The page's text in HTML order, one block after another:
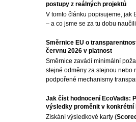
postupy z reálných projektů
V tomto článku popisujeme, jak
– a co jsme se za tu dobu
Směrnice EU o
červnu 2026 v platnost
Směrnice zavádí minimální
stejné odměny za stejnou nebo
podpořené mechanismy
Jak číst hodnocení EcoVadis:
výsledky proměnit v konkrétní
Získání výsledkové karty (